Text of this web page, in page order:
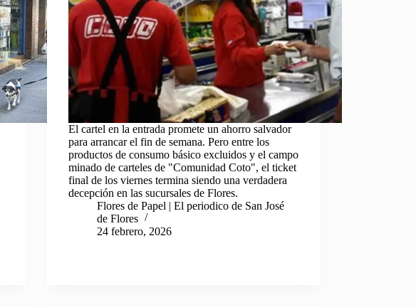
El cartel en la entrada promete un ahorro salvador
para arrancar el fin de semana. Pero entre los
productos de consumo básico excluidos y el campo
minado de carteles de "Comunidad Coto", el ticket
final de los viernes termina siendo una verdadera
decepción en las sucursales de Flores.
Flores de Papel | El periodico de San José
de Flores
24 febrero, 2026